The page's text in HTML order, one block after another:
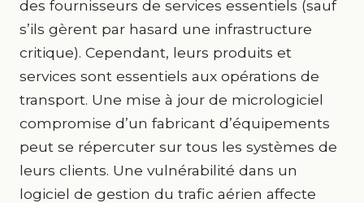
des fournisseurs de services essentiels (sauf
s’ils gèrent par hasard une infrastructure
critique). Cependant, leurs produits et
services sont essentiels aux opérations de
transport. Une mise à jour de micrologiciel
compromise d’un fabricant d’équipements
peut se répercuter sur tous les systèmes de
leurs clients. Une vulnérabilité dans un
logiciel de gestion du trafic aérien affecte